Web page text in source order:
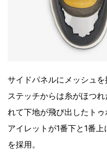
サイドパネルにメッシュを
ステッチからは糸がほつ
れて下地が飛び出したト
アイレットが1番下と1番
を採用。